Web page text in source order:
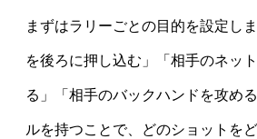
まずはラリーごとの目的を設定し
を後ろに押し込む」「相手のネッ
る」「相手のバックハンドを攻め
ルを持つことで、どのショットを